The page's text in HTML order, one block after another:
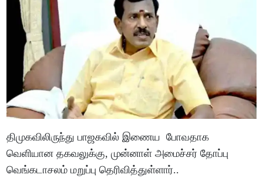
திமுகவிலிருந்து பாஜகவில் இணைய போவதாக
வெளியான தகவலுக்கு, முன்னாள் அமைச்சர் தோப்பு
வெங்கடாசலம் மறுப்பு தெரிவித்துள்ளார்..